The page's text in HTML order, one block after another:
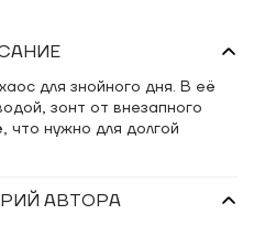
для знойного дня. В её
зонт от внезапного
что нужно для долгой
АВТОРА